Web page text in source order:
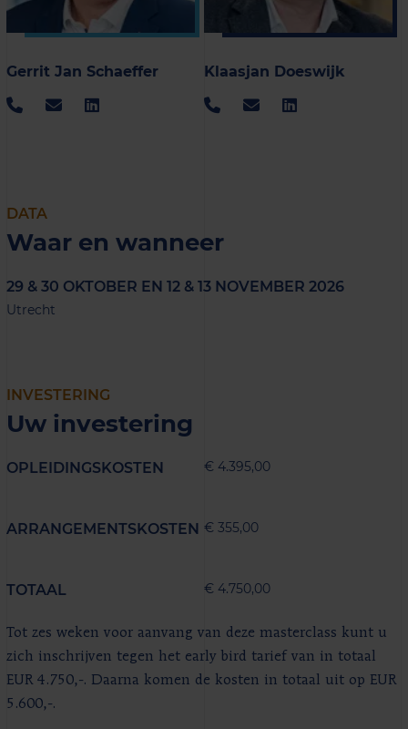
Gerrit Jan Schaeffer Klaasjan Doeswijk
DATA
Waar en wanneer
29 & 30 OKTOBER EN 12 & 13 NOVEMBER 2026
Utrecht
INVESTERING
Uw investering
OPLEIDINGSKOSTEN € 4.395,00
ARRANGEMENTSKOSTEN € 355,00
TOTAAL € 4.750,00
Tot zes weken voor aanvang van deze masterclass kunt u
zich inschrijven tegen het early bird tarief van in totaal
EUR 4.750,-. Daarna komen de kosten in totaal uit op EUR
5.600,-.